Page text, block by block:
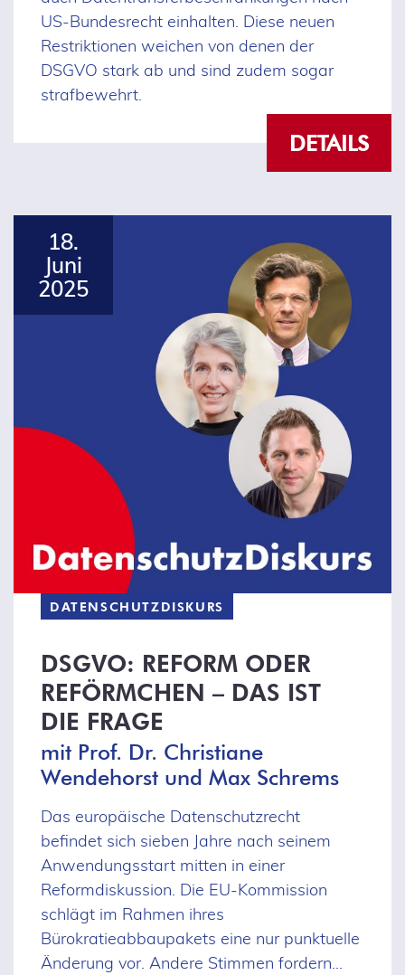
US-Bundesrecht einhalten. Diese neuen
Restriktionen weichen von denen der
DSGVO stark ab und sind zudem sogar
strafbewehrt.
DETAILS
18.
Juni
2025
DSGVO: REFORM ODER
REFÖRMCHEN – DAS IST
DIE FRAGE
mit Prof. Dr. Christiane
Wendehorst und Max Schrems
Das europäische Datenschutzrecht
befindet sich sieben Jahre nach seinem
Anwendungsstart mitten in einer
Reformdiskussion. Die EU-Kommission
schlägt im Rahmen ihres
Bürokratieabbaupakets eine nur punktuelle
Änderung vor. Andere Stimmen fordern
DATENSCHUTZDISKURS